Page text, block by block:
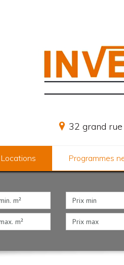
32 grand
Locations Programmes